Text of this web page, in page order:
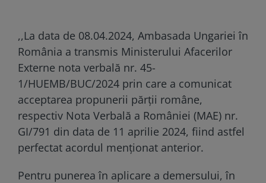
,,La data de 08.04.2024, Ambasada Ungariei în
România a transmis Ministerului Afacerilor
Externe nota verbală nr. 45-
1/HUEMB/BUC/2024 prin care a comunicat
acceptarea propunerii părții române,
respectiv Nota Verbală a României (MAE) nr.
GI/791 din data de 11 aprilie 2024, fiind astfel
perfectat acordul menționat anterior.
Pentru punerea în aplicare a demersului, în